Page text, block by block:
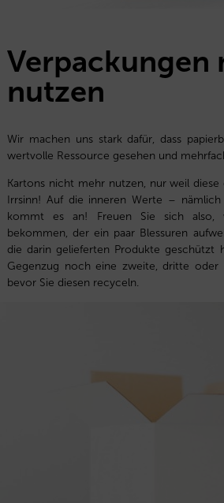
Verpackungen
nutzen
Wir machen uns stark dafür, dass
wertvolle Ressource gesehen und
Kartons nicht mehr nutzen, nur weil diese
Irrsinn! Auf die inneren Werte –
kommt es an! Freuen Sie sich also,
bekommen, der ein paar Blessuren
die darin gelieferten Produkte geschützt
Gegenzug noch eine zweite, dritte oder
bevor Sie diesen recyceln.